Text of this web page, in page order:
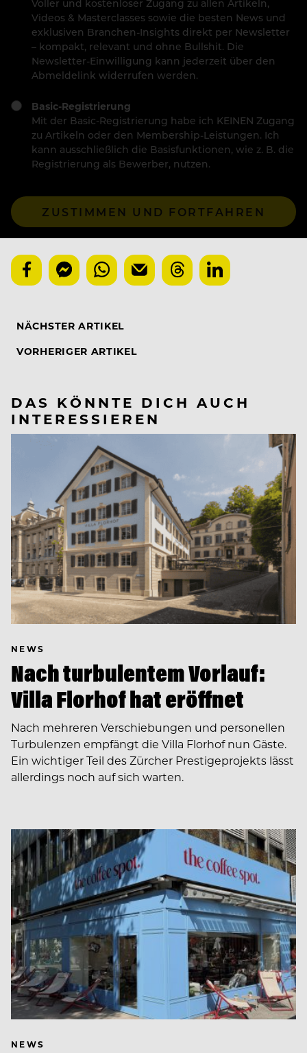
Voller und kostenloser Zugang zu allen Artikeln,
Videos & Masterclasses sowie die besten News und
exklusiven Branchen-Insights direkt per Newsletter
– kompakt, relevant und ohne Bullshit. Die
Newsletter-Einwilligung kann jederzeit über den
Abmeldelink widerrufen werden.
Basic-Registrierung
Mit der Basic-Registrierung habe ich KEINEN Zugang
zu Artikeln oder den Membership-Leistungen. Ich
kann ausschließlich die Basisfunktionen, wie z. B. die
Registrierung als Bewerber, nutzen.
ZUSTIMMEN UND FORTFAHREN
NÄCHSTER ARTIKEL
VORHERIGER ARTIKEL
DAS KÖNNTE DICH AUCH
INTERESSIEREN
NEWS
Nach turbulentem Vorlauf:
Villa Florhof hat eröffnet
Nach mehreren Verschiebungen und personellen
Turbulenzen empfängt die Villa Florhof nun Gäste.
Ein wichtiger Teil des Zürcher Prestigeprojekts lässt
allerdings noch auf sich warten.
NEWS